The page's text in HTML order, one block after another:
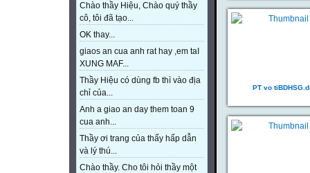
Chào thầy Hiệu, Chào quý thầy
cô, tôi đã tạo...
OK thay...
giaos an cua anh rat hay ,em taI
XUNG MAF...
Thầy Hiệu có dùng fb thì vào địa
chỉ của...
Anh a giao an day them toan 9
cua anh...
Thầy ơi trang của thấy hấp dẫn
và lý thú...
Chào thầy. Cho tôi hỏi thầy một
PT vo